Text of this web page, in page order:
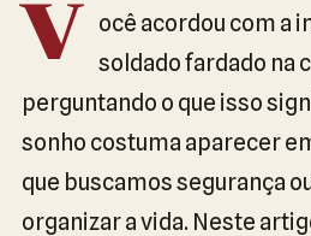
V
ocê acordou com a
soldado fardado na
perguntando o que isso
sonho costuma aparecer
que buscamos segurança
organizar a vida. Neste